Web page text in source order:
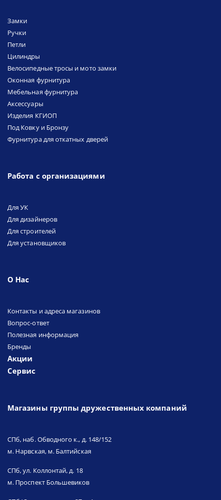
Замки
Ручки
Петли
Цилиндры
Велосипедные тросы и мото замки
Оконная фурнитура
Мебельная фурнитура
Аксессуары
Изделия КГИОП
Под Ковку и Бронзу
Фурнитура для откатных дверей
Работа с организациями
Для УК
Для дизайнеров
Для строителей
Для установщиков
О Нас
Контакты и адреса магазинов
Вопрос-ответ
Полезная информация
Бренды
Акции
Сервис
Магазины группы дружественных компаний
СПб, наб. Обводного к., д. 148/152
м. Нарвская, м. Балтийская
СПб, ул. Коллонтай, д. 18
м. Проспект Большевиков